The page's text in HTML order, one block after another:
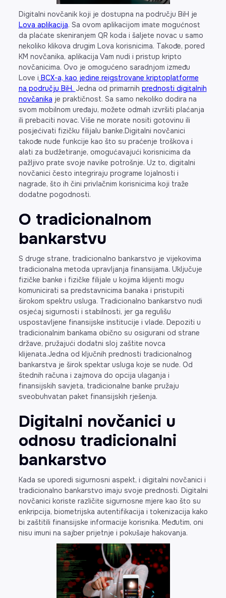
Digitalni novčanik koji je dostupna na području BiH je
Lova aplikacija. Sa ovom aplikacijom imate mogućnost
da plaćate skeniranjem QR koda i šaljete novac u samo
nekoliko klikova drugim Lova korisnicima. Takođe, pored
KM novčanika, aplikacija Vam nudi i pristup kripto
novčanicima. Ovo je omogućeno saradnjom između
Love i BCX-a, kao jedine reigstrovane kriptoplatforme
na području BiH. Jedna od primarnih prednosti digitalnih
novčanika je praktičnost. Sa samo nekoliko dodira na
svom mobilnom uređaju, možete odmah izvršiti plaćanja
ili prebaciti novac. Više ne morate nositi gotovinu ili
posjećivati fizičku filijalu banke.Digitalni novčanici
takođe nude funkcije kao što su praćenje troškova i
alati za budžetiranje, omogućavajući korisnicima da
pažljivo prate svoje navike potrošnje. Uz to, digitalni
novčanici često integriraju programe lojalnosti i
nagrade, što ih čini privlačnim korisnicima koji traže
dodatne pogodnosti.
O tradicionalnom
bankarstvu
S druge strane, tradicionalno bankarstvo je vijekovima
tradicionalna metoda upravljanja finansijama. Uključuje
fizičke banke i fizičke filijale u kojima klijenti mogu
komunicirati sa predstavnicima banaka i pristupiti
širokom spektru usluga. Tradicionalno bankarstvo nudi
osjećaj sigurnosti i stabilnosti, jer ga regulišu
uspostavljene finansijske institucije i vlade. Depoziti u
tradicionalnim bankama obično su osigurani od strane
države, pružajući dodatni sloj zaštite novca
klijenata.Jedna od ključnih prednosti tradicionalnog
bankarstva je širok spektar usluga koje se nude. Od
štednih računa i zajmova do opcija ulaganja i
finansijskih savjeta, tradicionalne banke pružaju
sveobuhvatan paket finansijskih rješenja.
Digitalni novčanici u
odnosu tradicionalni
bankarstvo
Kada se uporedi sigurnosni aspekt, i digitalni novčanici i
tradicionalno bankarstvo imaju svoje prednosti. Digitalni
novčanici koriste različite sigurnosne mjere kao što su
enkripcija, biometrijska autentifikacija i tokenizacija kako
bi zaštitili finansijske informacije korisnika. Međutim, oni
nisu imuni na sajber prijetnje i pokušaje hakovanja.